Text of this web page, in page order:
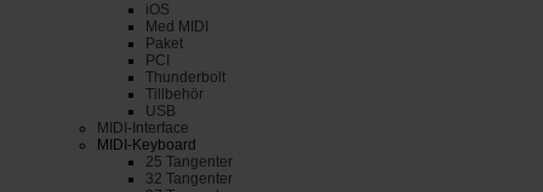
iOS
Med MIDI
Paket
PCI
Thunderbolt
Tillbehör
USB
MIDI-Interface
MIDI-Keyboard
25 Tangenter
32 Tangenter